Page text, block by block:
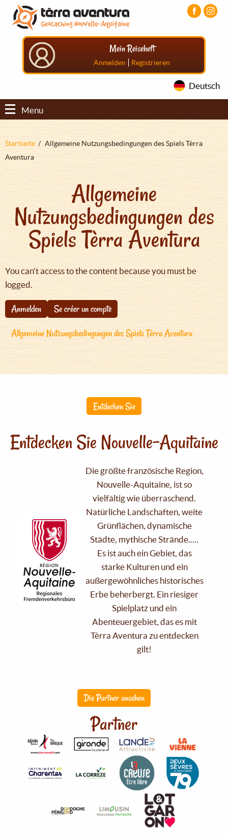
Direkt
zum
Inhalt
Aller
menu
principal
Aller
pied
Mein Reiseheft
Anmelden | Registrieren
Deutsch
Menu
Pfadnavigation
Startseite
Allgemeine Nutzungsbedingungen des Spiels Tèrra
Aventura
Allgemeine
Nutzungsbedingungen des
Spiels Tèrra Aventura
You can't access to the content because you must be
logged.
Anmelden
Se créer un compte
Allgemeine Nutzungsbedingungen des Spiels Tèrra Aventura
Entdecken Sie
Entdecken Sie Nouvelle-Aquitaine
Die größte französische Region,
Nouvelle-Aquitaine, ist so
vielfältig wie überraschend.
Natürliche Landschaften, weite
Grünflächen, dynamische
Städte, mythische Strände.....
Es ist auch ein Gebiet, das
starke Kulturen und ein
außergewöhnliches historisches
Erbe beherbergt. Ein riesiger
Spielplatz und ein
Abenteuergebiet, das es mit
Tèrra Aventura zu entdecken
gilt!
Die Partner ansehen
Partner